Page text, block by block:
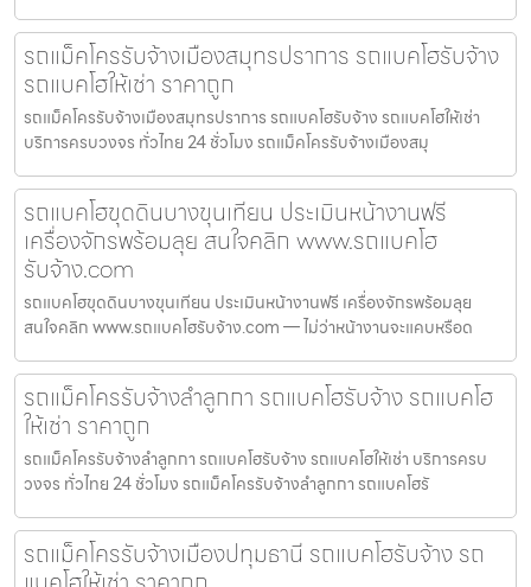
รถแม็คโครรับจ้างเมืองสมุทรปราการ รถแบคโฮรับจ้าง
รถแบคโฮให้เช่า ราคาถูก
รถแม็คโครรับจ้างเมืองสมุทรปราการ รถแบคโฮรับจ้าง รถแบคโฮให้เช่า
บริการครบวงจร ทั่วไทย 24 ชั่วโมง รถแม็คโครรับจ้างเมืองสมุ
รถแบคโฮขุดดินบางขุนเทียน ประเมินหน้างานฟรี
เครื่องจักรพร้อมลุย สนใจคลิก www.รถแบคโฮ
รับจ้าง.com
รถแบคโฮขุดดินบางขุนเทียน ประเมินหน้างานฟรี เครื่องจักรพร้อมลุย
สนใจคลิก www.รถแบคโฮรับจ้าง.com — ไม่ว่าหน้างานจะแคบหรือด
รถแม็คโครรับจ้างลำลูกกา รถแบคโฮรับจ้าง รถแบคโฮ
ให้เช่า ราคาถูก
รถแม็คโครรับจ้างลำลูกกา รถแบคโฮรับจ้าง รถแบคโฮให้เช่า บริการครบ
วงจร ทั่วไทย 24 ชั่วโมง รถแม็คโครรับจ้างลำลูกกา รถแบคโฮรั
รถแม็คโครรับจ้างเมืองปทุมธานี รถแบคโฮรับจ้าง รถ